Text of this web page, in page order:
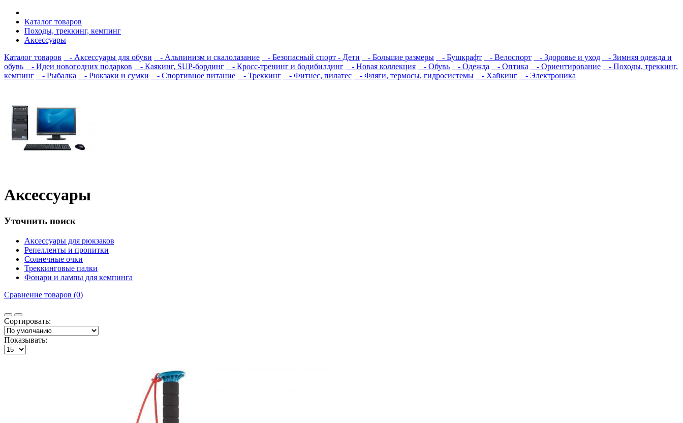
Каталог товаров
Походы, треккинг, кемпинг
Аксессуары
Каталог товаров
- Аксессуары для обуви - Альпинизм и скалолазание - Безопасный спорт - Дети - Большие размеры - Бушкрафт - Велоспорт - Здоровье и уход
- Зимняя одежда и
обувь
- Идеи новогодних подарков - Каякинг, SUP-бординг - Кросс-тренинг и бодибилдинг - Новая коллекция - Обувь - Одежда - Оптика - Ориентирование
- Походы, треккинг,
кемпинг
- Рыбалка - Рюкзаки и сумки - Спортивное питание - Треккинг - Фитнес, пилатес - Фляги, термосы, гидросистемы - Хайкинг - Электроника
Аксессуары
Уточнить поиск
Аксессуары для рюкзаков
Репелленты и пропитки
Солнечные очки
Треккинговые палки
Фонари и лампы для кемпинга
Сравнение товаров (0)
Сортировать:
Показывать: